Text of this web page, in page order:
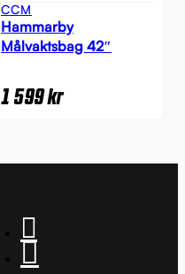
CCM
Hammarby
Målvaktsbag 42″
1 599kr